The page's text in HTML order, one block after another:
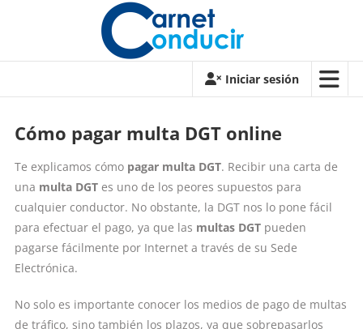
de
conducir
Iniciar sesión
Cómo pagar multa DGT online
Te explicamos cómo pagar multa DGT. Recibir una carta de
una multa DGTes uno de los peores supuestos para
cualquier conductor. No obstante, la DGT nos lo pone fácil
para efectuar el pago, ya que las multas DGTpueden
pagarse fácilmente por Internet a través de su Sede
Electrónica.
No solo es importante conocer los medios de pago de multas
de tráfico, sino también los plazos, ya que sobrepasarlos